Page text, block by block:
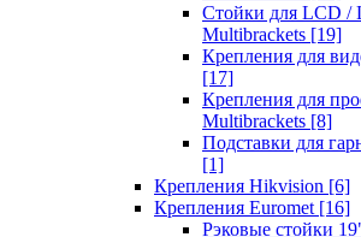
Стойки для LCD /
Multibrackets [19]
Крепления для
[17]
Крепления для
Multibrackets [8]
Подставки для
[1]
Крепления Hikvision [6]
Крепления Euromet [16]
Рэковые стойки